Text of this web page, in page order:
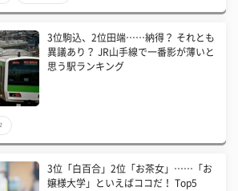
3位駒込、2位田端……納得？ それとも
異議あり？ JR山手線で一番影が薄いと
思う駅ランキング
3位「白百合」2位「お茶女」……「お
嬢様大学」といえばココだ！ Top5